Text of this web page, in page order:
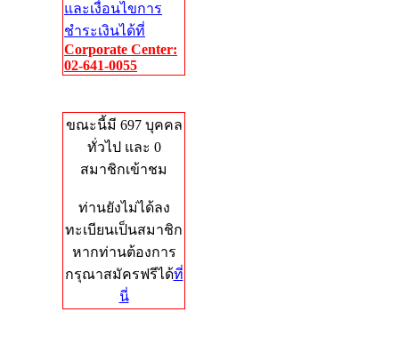
และเงื่อนไขการ
ชำระเงินได้ที่
Corporate Center:
02-641-0055
ขณะนี้มี 697 บุคคล
ทั่วไป และ 0
สมาชิกเข้าชม
ท่านยังไม่ได้ลง
ทะเบียนเป็นสมาชิก
หากท่านต้องการ
กรุณาสมัครฟรีได้ที่
นี่